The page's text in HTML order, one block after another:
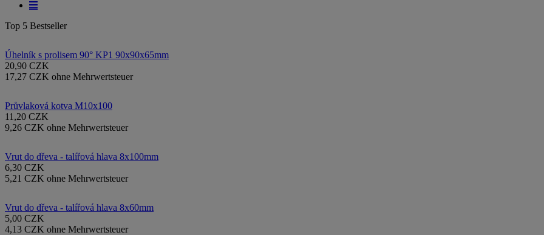
Top 5 Bestseller
Úhelník s prolisem 90° KP1 90x90x65mm
20,90 CZK
17,27 CZK ohne Mehrwertsteuer
Průvlaková kotva M10x100
11,20 CZK
9,26 CZK ohne Mehrwertsteuer
Vrut do dřeva - talířová hlava 8x100mm
6,30 CZK
5,21 CZK ohne Mehrwertsteuer
Vrut do dřeva - talířová hlava 8x60mm
5,00 CZK
4,13 CZK ohne Mehrwertsteuer